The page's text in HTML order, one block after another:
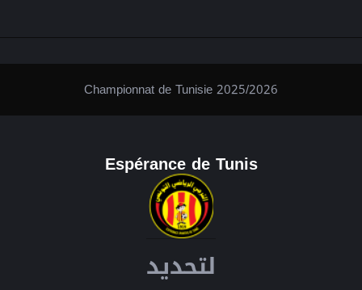
Championnat de Tunisie 2025/2026
Espérance de Tunis
لتحديد